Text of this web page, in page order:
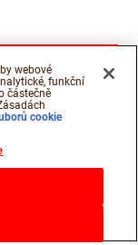
webové
funkční
částečně
cookie